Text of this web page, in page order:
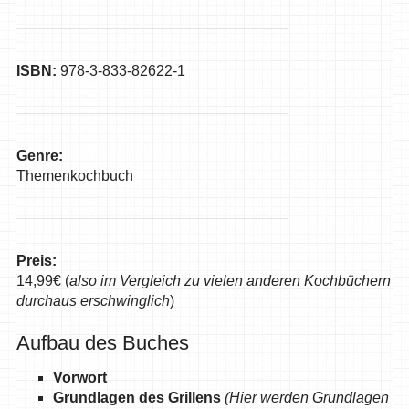
ISBN: 978-3-833-82622-1
Genre:
Themenkochbuch
Preis:
14,99€ (also im Vergleich zu vielen anderen Kochbüchern
durchaus erschwinglich)
Aufbau des Buches
Vorwort
Grundlagen des Grillens (Hier werden Grundlagen